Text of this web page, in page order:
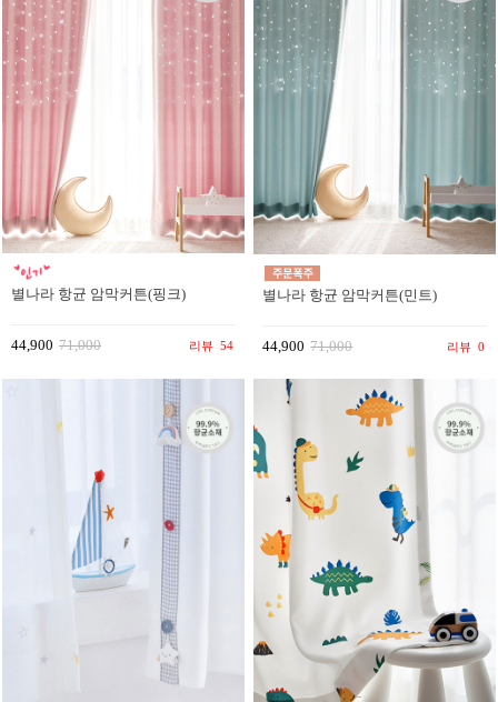
별나라 항균 암막커튼(핑크)
44,900 71,000 리뷰 54
별나라 항균 암막커튼(민트)
44,900 71,000 리뷰 0